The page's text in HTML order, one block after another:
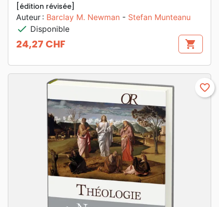
[édition révisée]
Auteur : Barclay M. Newman - Stefan Munteanu
check Disponible
Prix
24,27 CHF shopping_cart
favorite_border